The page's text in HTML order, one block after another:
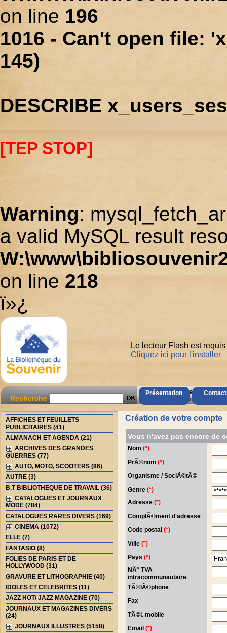
on line 196
1016 - Can't open file:
145)
DESCRIBE
[TEP STOP]
Warning:
a valid MySQL result
on line 218
ï»¿
Présentation
Le lecteur Flash est
Cliquez ici pour l'installer
Recherche
AccÃ¨s Client
Mot de passe oubliÃ© ?
AFFICHES ET FEUILLETS
PUBLICITAIRES (41)
ALMANACH ET AGENDA (21)
ARCHIVES DES GRANDES
GUERRES (77)
AUTO, MOTO, SCOOTERS (86)
AUTRE (3)
B.T BIBLIOTHEQUE DE TRAVAIL (36)
CATALOGUES ET JOURNAUX
MODE (784)
CATALOGUES RARES DIVERS (169)
CINEMA (1072)
ELLE (7)
FANTASIO (8)
FOLIES DE PARIS ET DE
HOLLYWOOD (31)
GRAVURE ET LITHOGRAPHIE (40)
IDOLES ET CELEBRITES (11)
JAZZ HOT/ JAZZ MAGAZINE (70)
JOURNAUX ET MAGAZINES DIVERS
(24)
JOURNAUX ILLUSTRES (5158)
Création de votre compte
Vous n'avez pas encore de
Nom(*)
PrÃ©nom(*)
Organisme / SociÃ©tÃ©
Genre(*)
Adresse(*)
ComplÃ©ment d'adresse
Code postal(*)
Ville(*)
Pays(*)
NÂ° TVA
intracommunautaire
TÃ©lÃ©phone
Fax
TÃ©l. mobile
Email(*)